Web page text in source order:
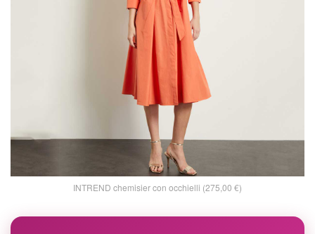
INTREND chemisier con occhielli (275,00 €)